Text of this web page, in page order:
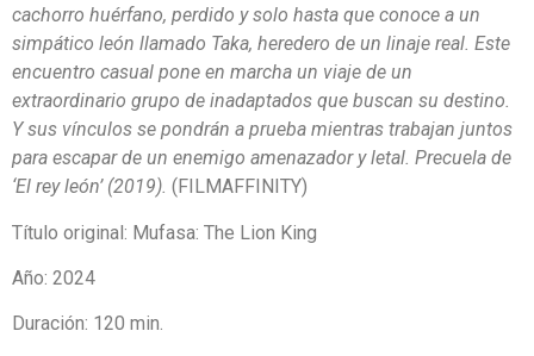
cachorro huérfano, perdido y solo hasta que conoce a un
simpático león llamado Taka, heredero de un linaje real. Este
encuentro casual pone en marcha un viaje de un
extraordinario grupo de inadaptados que buscan su destino.
Y sus vínculos se pondrán a prueba mientras trabajan juntos
para escapar de un enemigo amenazador y letal. Precuela de
‘El rey león’ (2019). (FILMAFFINITY)
Título original: Mufasa: The Lion King
Año: 2024
Duración: 120 min.